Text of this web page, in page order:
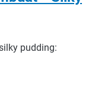
pudding: